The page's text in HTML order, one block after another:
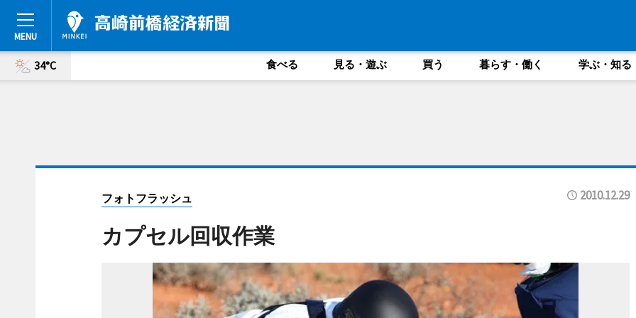
34°C 食べる 見る・遊ぶ 買う 暮らす・働く 学ぶ・知る
フォトフラッシュ 2010.12.29
カプセル回収作業